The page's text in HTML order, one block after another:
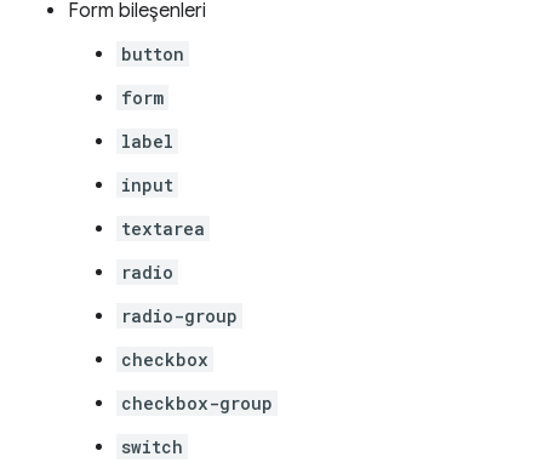
Form bileşenleri
button
form
label
input
textarea
radio
radio-group
checkbox
checkbox-group
switch